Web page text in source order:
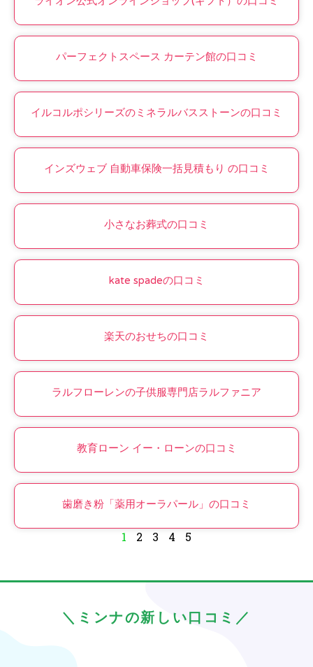
パーフェクトスペース カーテン館の口コミ
イルコルポシリーズのミネラルバスストーンの口コミ
インズウェブ 自動車保険一括見積もり の口コミ
小さなお葬式の口コミ
kate spadeの口コミ
楽天のおせちの口コミ
ラルフローレンの子供服専門店ラルファニア
教育ローン イー・ローンの口コミ
歯磨き粉「薬用オーラパール」の口コミ
1 2 3 4 5
＼ミンナの新しい口コミ／